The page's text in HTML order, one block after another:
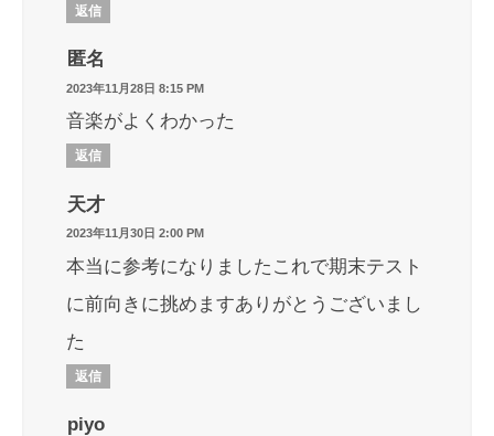
返信
匿名
2023年11月28日 8:15 PM
音楽がよくわかった
返信
天才
2023年11月30日 2:00 PM
本当に参考になりましたこれで期末テスト
に前向きに挑めますありがとうございまし
た
返信
piyo